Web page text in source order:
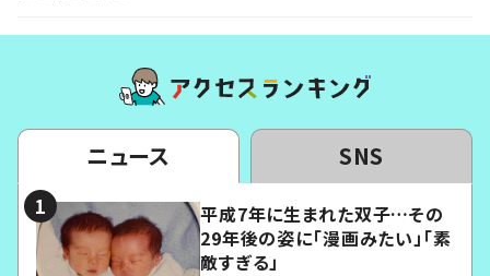
ニュース SNS
平成7年に生まれた双子…その
29年後の姿に「漫画みたい」「素
敵すぎる」